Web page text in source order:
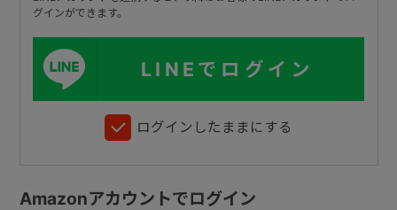
グインができます。
LINEでログイン
ログインしたままにする
Amazonアカウントでログイン